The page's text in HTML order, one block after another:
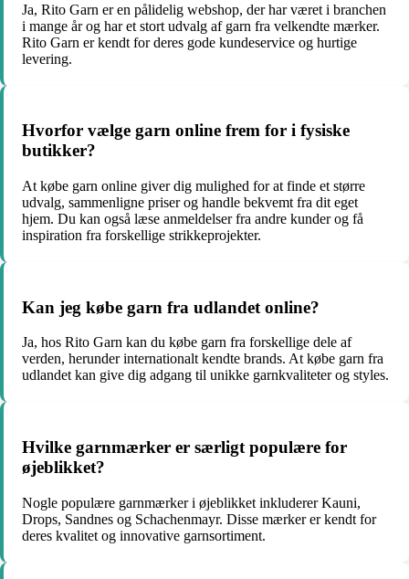
Ja, Rito Garn er en pålidelig webshop, der har været i branchen
i mange år og har et stort udvalg af garn fra velkendte mærker.
Rito Garn er kendt for deres gode kundeservice og hurtige
levering.
Hvorfor vælge garn online frem for i fysiske
butikker?
At købe garn online giver dig mulighed for at finde et større
udvalg, sammenligne priser og handle bekvemt fra dit eget
hjem. Du kan også læse anmeldelser fra andre kunder og få
inspiration fra forskellige strikkeprojekter.
Kan jeg købe garn fra udlandet online?
Ja, hos Rito Garn kan du købe garn fra forskellige dele af
verden, herunder internationalt kendte brands. At købe garn fra
udlandet kan give dig adgang til unikke garnkvaliteter og styles.
Hvilke garnmærker er særligt populære for
øjeblikket?
Nogle populære garnmærker i øjeblikket inkluderer Kauni,
Drops, Sandnes og Schachenmayr. Disse mærker er kendt for
deres kvalitet og innovative garnsortiment.